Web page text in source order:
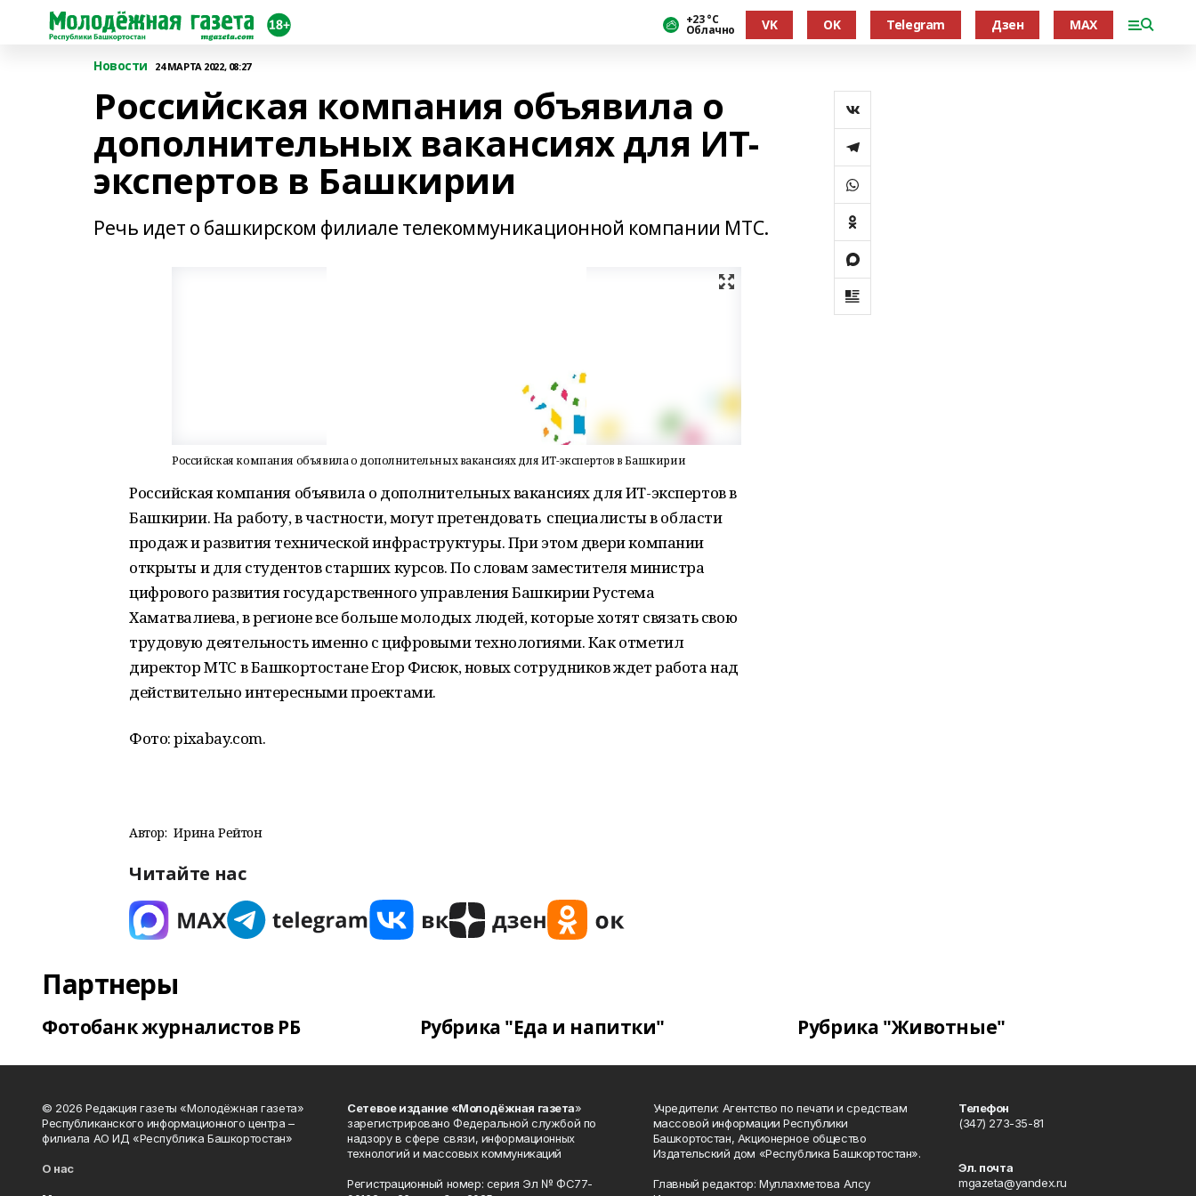
+23 °С
Облачно VK OK Telegram Дзен MAX
Новости 24 МАРТА 2022, 08:27
Российская компания объявила о
дополнительных вакансиях для ИТ-
экспертов в Башкирии
Речь идет о башкирском филиале телекоммуникационной компании МТС.
Российская компания объявила о дополнительных вакансиях для ИТ-экспертов в Башкирии
Российская компания объявила о дополнительных вакансиях для ИТ-экспертов в
Башкирии. На работу, в частности, могут претендовать специалисты в области
продаж и развития технической инфраструктуры. При этом двери компании
открыты и для студентов старших курсов. По словам заместителя министра
цифрового развития государственного управления Башкирии Рустема
Хаматвалиева, в регионе все больше молодых людей, которые хотят связать свою
трудовую деятельность именно с цифровыми технологиями. Как отметил
директор МТС в Башкортостане Егор Фисюк, новых сотрудников ждет работа над
действительно интересными проектами.
Фото: pixabay.com.
Автор: Ирина Рейтон
Читайте нас
Партнеры
Фотобанк журналистов РБ Рубрика "Еда и напитки" Рубрика "Животные"
© 2026 Редакция газеты «Молодёжная газета»
Республиканского информационного центра –
филиала АО ИД «Республика Башкортостан»
О нас
Сетевое издание «Молодёжная газета»
зарегистрировано Федеральной службой по
надзору в сфере связи, информационных
технологий и массовых коммуникаций
Регистрационный номер: серия Эл № ФС77-
Учредители: Агентство по печати и средствам
массовой информации Республики
Башкортостан, Акционерное общество
Издательский дом «Республика Башкортостан».
Главный редактор: Муллахметова Алсу
Телефон
(347) 273-35-81
Эл. почта
mgazeta@yandex.ru